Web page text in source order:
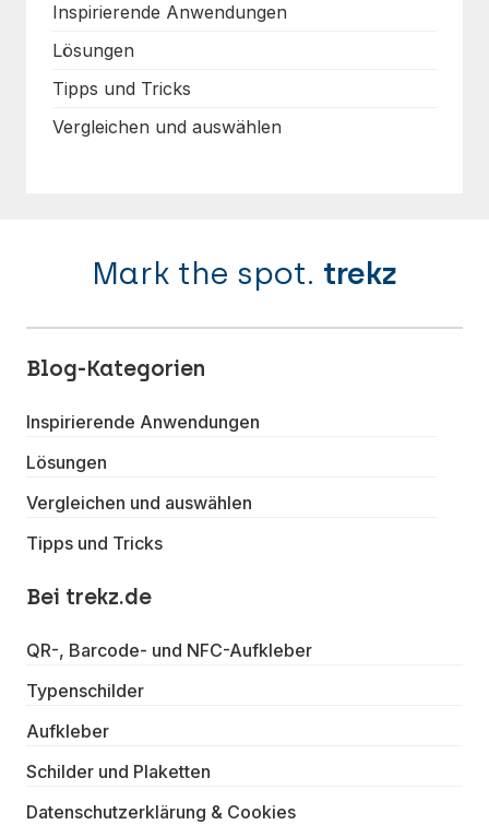
Inspirierende Anwendungen
Lösungen
Tipps und Tricks
Vergleichen und auswählen
Mark the spot. trekz
Blog-Kategorien
Inspirierende Anwendungen
Lösungen
Vergleichen und auswählen
Tipps und Tricks
Bei trekz.de
QR-, Barcode- und NFC-Aufkleber
Typenschilder
Aufkleber
Schilder und Plaketten
Datenschutzerklärung & Cookies